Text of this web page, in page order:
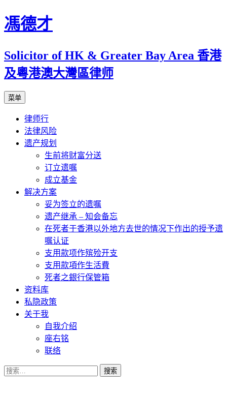
跳
至
文
馮德才
Solicitor of HK & Greater Bay Area 香港
及粵港澳大灣區律师
菜单
律师行
法律风险
遗产规划
生前将财富分送
订立遗嘱
成立基金
解决方案
妥为签立的遗嘱
遗产继承 – 知会备忘
在死者于香港以外地方去世的情况下作出的授予遗
嘱认证
支用款项作殡殓开支
支用款項作生活費
死者之銀行保管箱
资料库
私隐政策
关于我
自我介绍
座右铭
联络
搜